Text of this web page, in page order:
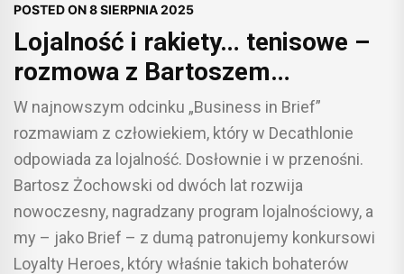
POSTED ON8 SIERPNIA 2025
Lojalność i rakiety… tenisowe –
rozmowa z Bartoszem
Żochowskim z Decathlon Polska
w Business in Brief (wideo)
W najnowszym odcinku „Business in Brief”
rozmawiam z człowiekiem, który w Decathlonie
odpowiada za lojalność. Dosłownie i w przenośni.
Bartosz Żochowski od dwóch lat rozwija
nowoczesny, nagradzany program lojalnościowy, a
my – jako Brief – z dumą patronujemy konkursowi
Loyalty Heroes, który właśnie takich bohaterów